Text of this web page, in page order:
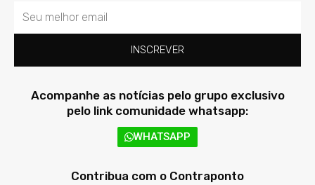
Email
INSCREVER
Acompanhe as notícias pelo grupo exclusivo
pelo link comunidade whatsapp:
WHATSAPP
Contribua com o Contraponto